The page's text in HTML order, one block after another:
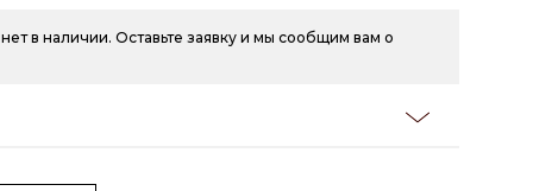
в наличии. Оставьте заявку и мы сообщим вам о